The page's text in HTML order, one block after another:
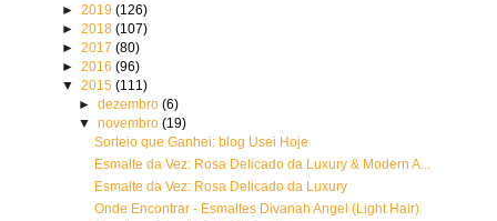
►2019(126)
►2018(107)
►2017(80)
►2016(96)
▼2015(111)
► dezembro (6)
▼ novembro (19)
Sorteio que Ganhei: blog Usei Hoje
Esmalte da Vez: Rosa Delicado da Luxury & Modern A...
Esmalte da Vez: Rosa Delicado da Luxury
Onde Encontrar - Esmaltes Divanah Angel (Light Hair)